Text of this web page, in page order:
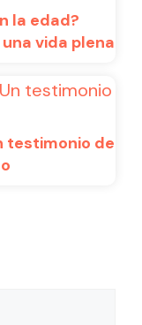
la edad?
vida plena
testimonio de